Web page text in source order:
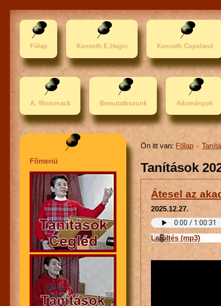
Főlap Kenneth E.Hagin Kenneth Copeland
A. Wommack Bemutatkozunk Adományok
Főmenü
Ön itt van: Főlap
Tanítások
Átesel az
2025.12.27.
Letöltés (mp3)